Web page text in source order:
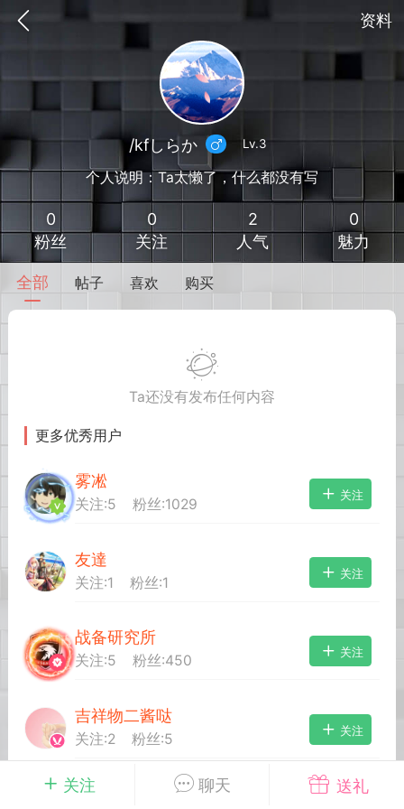
资料
我的钱包 道具 排行榜
攻略教程
02-10 15:45
电脑端
卖挂
禁止发布联机可用的作弊模组，
作弊模组的发布规范近期收到一些信息
作弊模组在联机服务器使用,为了维护游
模组的发布行为：1. *...
72 2.23w
大人
Lv.8
关注 聊天 送礼
/kfしらか Lv.3
个人说明：Ta太懒了，什么都没有写
0
粉丝
0
关注
2
人气
0
魅力
全部 帖子 喜欢 购买
Ta还没有发布任何内容
更多优秀用户
雾凇
关注:5 粉丝:1029
关注
友達
关注:1 粉丝:1
关注
战备研究所
关注:5 粉丝:450
关注
吉祥物二酱哒
关注:2 粉丝:5
关注
超级刘晨